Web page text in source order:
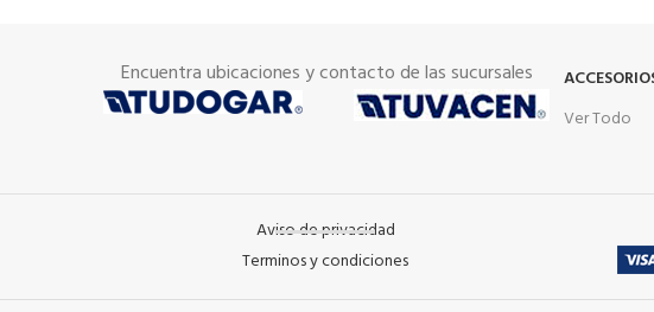
Encuentra ubicaciones y contacto de las sucursales
Ver Todo
Aviso de privacidad
Terminos y condiciones